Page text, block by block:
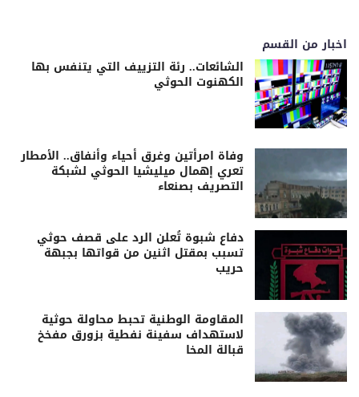
اخبار من القسم
الشائعات.. رئة التزييف التي يتنفس بها
الكهنوت الحوثي
وفاة امرأتين وغرق أحياء وأنفاق.. الأمطار
تعري إهمال ميليشيا الحوثي لشبكة
التصريف بصنعاء
دفاع شبوة تُعلن الرد على قصف حوثي
تسبب بمقتل اثنين من قواتها بجبهة
حريب
المقاومة الوطنية تحبط محاولة حوثية
لاستهداف سفينة نفطية بزورق مفخخ
قبالة المخا